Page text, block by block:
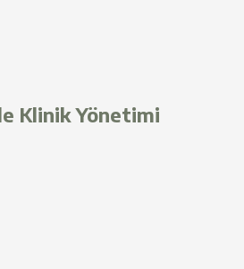
Klinik Yönetimi